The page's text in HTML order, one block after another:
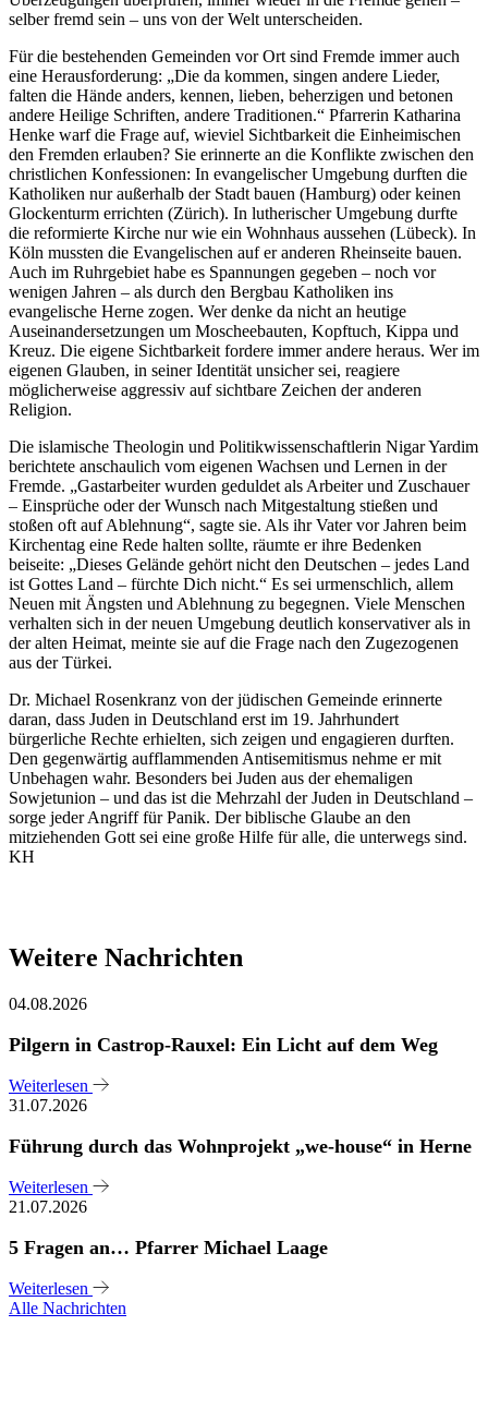
selber fremd sein – uns von der Welt unterscheiden.
Für die bestehenden Gemeinden vor Ort sind Fremde immer auch
eine Herausforderung: „Die da kommen, singen andere Lieder,
falten die Hände anders, kennen, lieben, beherzigen und betonen
andere Heilige Schriften, andere Traditionen.“ Pfarrerin Katharina
Henke warf die Frage auf, wieviel Sichtbarkeit die Einheimischen
den Fremden erlauben? Sie erinnerte an die Konflikte zwischen den
christlichen Konfessionen: In evangelischer Umgebung durften die
Katholiken nur außerhalb der Stadt bauen (Hamburg) oder keinen
Glockenturm errichten (Zürich). In lutherischer Umgebung durfte
die reformierte Kirche nur wie ein Wohnhaus aussehen (Lübeck). In
Köln mussten die Evangelischen auf er anderen Rheinseite bauen.
Auch im Ruhrgebiet habe es Spannungen gegeben – noch vor
wenigen Jahren – als durch den Bergbau Katholiken ins
evangelische Herne zogen. Wer denke da nicht an heutige
Auseinandersetzungen um Moscheebauten, Kopftuch, Kippa und
Kreuz. Die eigene Sichtbarkeit fordere immer andere heraus. Wer im
eigenen Glauben, in seiner Identität unsicher sei, reagiere
möglicherweise aggressiv auf sichtbare Zeichen der anderen
Religion.
Die islamische Theologin und Politikwissenschaftlerin Nigar Yardim
berichtete anschaulich vom eigenen Wachsen und Lernen in der
Fremde. „Gastarbeiter wurden geduldet als Arbeiter und Zuschauer
– Einsprüche oder der Wunsch nach Mitgestaltung stießen und
stoßen oft auf Ablehnung“, sagte sie. Als ihr Vater vor Jahren beim
Kirchentag eine Rede halten sollte, räumte er ihre Bedenken
beiseite: „Dieses Gelände gehört nicht den Deutschen – jedes Land
ist Gottes Land – fürchte Dich nicht.“ Es sei urmenschlich, allem
Neuen mit Ängsten und Ablehnung zu begegnen. Viele Menschen
verhalten sich in der neuen Umgebung deutlich konservativer als in
der alten Heimat, meinte sie auf die Frage nach den Zugezogenen
aus der Türkei.
Dr. Michael Rosenkranz von der jüdischen Gemeinde erinnerte
daran, dass Juden in Deutschland erst im 19. Jahrhundert
bürgerliche Rechte erhielten, sich zeigen und engagieren durften.
Den gegenwärtig aufflammenden Antisemitismus nehme er mit
Unbehagen wahr. Besonders bei Juden aus der ehemaligen
Sowjetunion – und das ist die Mehrzahl der Juden in Deutschland –
sorge jeder Angriff für Panik. Der biblische Glaube an den
mitziehenden Gott sei eine große Hilfe für alle, die unterwegs sind.
KH
Weitere Nachrichten
04.08.2026
Pilgern in Castrop-Rauxel: Ein Licht auf dem Weg
Weiterlesen
31.07.2026
Führung durch das Wohnprojekt „we-house“ in Herne
Weiterlesen
21.07.2026
5 Fragen an… Pfarrer Michael Laage
Weiterlesen
Alle Nachrichten